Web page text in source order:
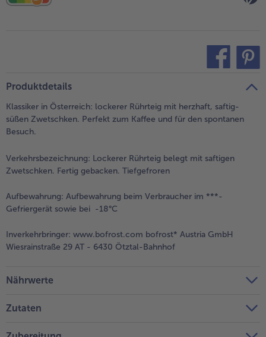
Produktdetails
Klassiker in Österreich: lockerer Rührteig mit herzhaft, saftig-
süßen Zwetschken. Perfekt zum Kaffee und für den spontanen
Besuch.
Verkehrsbezeichnung: Lockerer Rührteig belegt mit saftigen
Zwetschken. Fertig gebacken. Tiefgefroren
Aufbewahrung: Aufbewahrung beim Verbraucher im ***-
Gefriergerät sowie bei -18°C
Inverkehrbringer: www.bofrost.com bofrost* Austria GmbH
Wiesrainstraße 29 AT - 6430 Ötztal-Bahnhof
Nährwerte
Zutaten